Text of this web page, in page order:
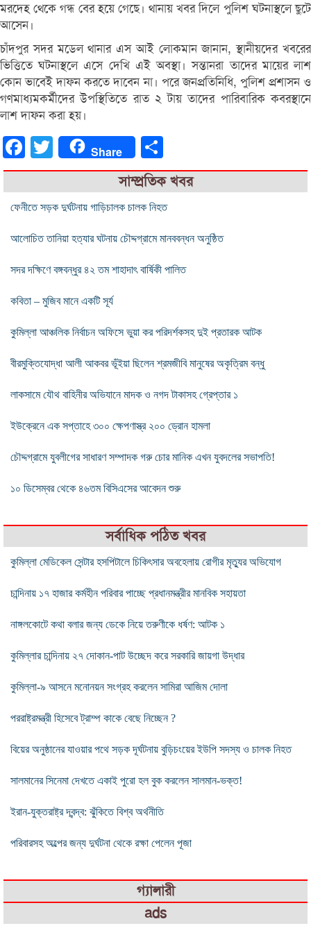
মরদেহ থেকে গন্ধ বের হয়ে গেছে। থানায় খবর দিলে পুলিশ ঘটনাস্থলে ছুটে
আসেন।
চাঁদপুর সদর মডেল থানার এস আই লোকমান জানান, স্থানীয়দের খবরের
ভিত্তিতে ঘটনাস্থলে এসে দেখি এই অবস্থা। সন্তানরা তাদের মায়ের লাশ
কোন ভাবেই দাফন করতে দাবেন না। পরে জনপ্রতিনিধি, পুলিশ প্রশাসন ও
গণমাধ্যমকর্মীদের উপস্থিতিতে রাত ২ টায় তাদের পারিবারিক কবরস্থানে
লাশ দাফন করা হয়।
FacebookTwitter Share
সাম্প্রতিক খবর
ফেনীতে সড়ক দুর্ঘটনায় গাড়িচালক চালক নিহত
আলোচিত তানিয়া হত্যার ঘটনায় চৌদ্দগ্রামে মানববন্ধন অনুষ্ঠিত
সদর দক্ষিণে বঙ্গবন্ধুর ৪২ তম শাহাদাৎ বার্ষিকী পালিত
কবিতা – মুজিব মানে একটি সূর্য
কুমিল্লা আঞ্চলিক নির্বাচন অফিসে ভুয়া কর পরিদর্শকসহ দুই প্রতারক আটক
বীরমুক্তিযোদ্ধা আলী আকবর ভূঁইয়া ছিলেন শ্রমজীবি মানুষের অকৃত্রিম বন্ধু
লাকসামে যৌথ বাহিনীর অভিযানে মাদক ও নগদ টাকাসহ গ্রেপ্তার ১
ইউক্রেনে এক সপ্তাহে ৩০০ ক্ষেপণাস্ত্র ২০০ ড্রোন হামলা
চৌদ্দগ্রামে যুবলীগের সাধারণ সম্পাদক গরু চোর মানিক এখন যুবদলের সভাপতি!
১০ ডিসেম্বর থেকে ৪৬তম বিসিএসের আবেদন শুরু
সর্বাধিক পঠিত খবর
কুমিল্লা মেডিকেল সেন্টার হসপিটালে চিকিৎসার অবহেলায় রোগীর মৃত্যুর অভিযোগ
চান্দিনায় ১৭ হাজার কর্মহীন পরিবার পাচ্ছে প্রধানমন্ত্রীর মানবিক সহায়তা
নাঙ্গলকোটে কথা বলার জন্য ডেকে নিয়ে তরুণীকে ধর্ষণ: আটক ১
কুমিল্লার চান্দিনায় ২৭ দোকান-পাট উচ্ছেদ করে সরকারি জায়গা উদ্ধার
কুমিল্লা-৯ আসনে মনোনয়ন সংগ্রহ করলেন সামিরা আজিম দোলা
পররাষ্ট্রমন্ত্রী হিসেবে ট্রাম্প কাকে বেছে নিচ্ছেন ?
বিয়ের অনুষ্ঠানের যাওয়ার পথে সড়ক দূর্ঘটনায় বুড়িচংয়ের ইউপি সদস্য ও চালক নিহত
সালমানের সিনেমা দেখতে একাই পুরো হল বুক করলেন সালমান-ভক্ত!
ইরান-যুক্তরাষ্ট্র দ্বন্দ্ব: ঝুঁকিতে বিশ্ব অর্থনীতি
পরিবারসহ অল্পের জন্য দুর্ঘটনা থেকে রক্ষা পেলেন পূজা
গ্যালারী
ads